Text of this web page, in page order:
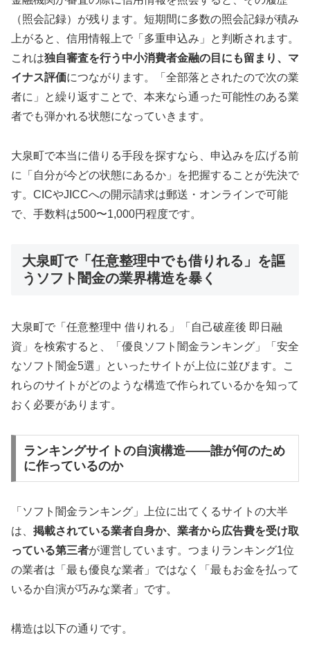
（照会記録）が残ります。短期間に多数の照会記録が積み
上がると、信用情報上で「多重申込み」と判断されます。
これは独自審査を行う中小消費者金融の目にも留まり、マ
イナス評価につながります。「全部落とされたので次の業
者に」と繰り返すことで、本来なら通った可能性のある業
者でも弾かれる状態になっていきます。
大泉町で本当に借りる手段を探すなら、申込みを広げる前
に「自分が今どの状態にあるか」を把握することが先決で
す。CICやJICCへの開示請求は郵送・オンラインで可能
で、手数料は500〜1,000円程度です。
大泉町で「任意整理中でも借りれる」を謳
うソフト闇金の業界構造を暴く
大泉町で「任意整理中 借りれる」「自己破産後 即日融
資」を検索すると、「優良ソフト闇金ランキング」「安全
なソフト闇金5選」といったサイトが上位に並びます。こ
れらのサイトがどのような構造で作られているかを知って
おく必要があります。
ランキングサイトの自演構造——誰が何のため
に作っているのか
「ソフト闇金ランキング」上位に出てくるサイトの大半
は、 掲載されている業者自身か、業者から広告費を受け取
っている第三者が運営しています。つまりランキング1位
の業者は「最も優良な業者」ではなく「最もお金を払って
いるか自演が巧みな業者」です。
構造は以下の通りです。